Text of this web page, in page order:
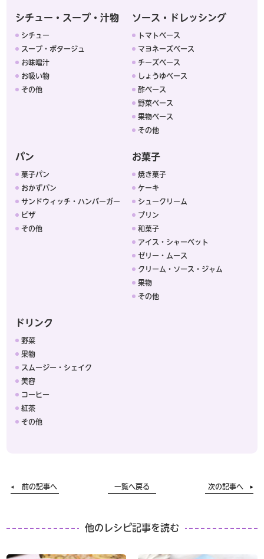
シチュー・スープ・汁物
シチュー
スープ・ポタージュ
お味噌汁
お吸い物
その他
ソース・ドレッシング
トマトベース
マヨネーズベース
チーズベース
しょうゆベース
酢ベース
野菜ベース
果物ベース
その他
パン
菓子パン
おかずパン
サンドウィッチ・ハンバーガー
ピザ
その他
お菓子
焼き菓子
ケーキ
シュークリーム
プリン
和菓子
アイス・シャーベット
ゼリー・ムース
クリーム・ソース・ジャム
果物
その他
ドリンク
野菜
果物
スムージー・シェイク
美容
コーヒー
紅茶
その他
前の記事へ 一覧へ戻る 次の記事へ
他のレシピ記事を読む